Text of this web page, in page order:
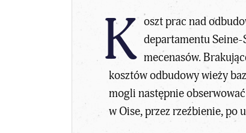
K oszt prac nad
departamentu
mecenasów.
kosztów odbudowy wieży
mogli następnie
w Oise, przez rzeźbienie, po